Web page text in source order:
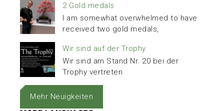
2 Gold medals
I am somewhat overwhelmed to have
received two gold medals,
Wir sind auf der Trophy
Wir sind am Stand Nr. 20 bei der
Trophy vertreten
Mehr Neuigkeiten